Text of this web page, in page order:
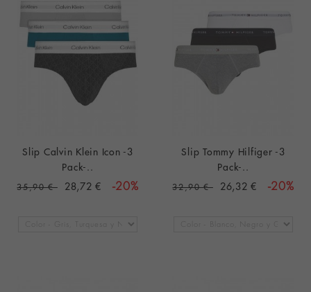
Slip Calvin Klein Icon -3
Pack-..
35,90 € 28,72 € -20%
Slip Tommy Hilfiger -3
Pack-..
32,90 € 26,32 € -20%